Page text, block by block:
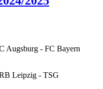
Augsburg - FC Bayern
Leipzig - TSG